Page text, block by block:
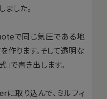
した。
で同じ気圧である地
作ります。そして透明な
で書き出します。
取り込んで、ミルフィ